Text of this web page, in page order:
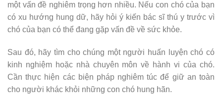
một vấn đề nghiêm trọng hơn nhiều. Nếu con chó của bạn
có xu hướng hung dữ, hãy hỏi ý kiến ​​bác sĩ thú y trước vì
chó của bạn có thể đang gặp vấn đề về sức khỏe.
Sau đó, hãy tìm cho chúng một người huấn luyện chó có
kinh nghiệm hoặc nhà chuyên môn về hành vi của chó.
Cần thực hiện các biện pháp nghiêm túc để giữ an toàn
cho người khác khỏi những con chó hung hãn.